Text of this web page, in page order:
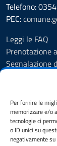
Per fornire le
memorizzare e/o
tecnologie ci
o ID unici su
negativamente
Telefono:
PEC:
Leggi le FAQ
Prenotazione
Segnalazione
Cookie Policy
Informativa
Dichiarazione
Note legali